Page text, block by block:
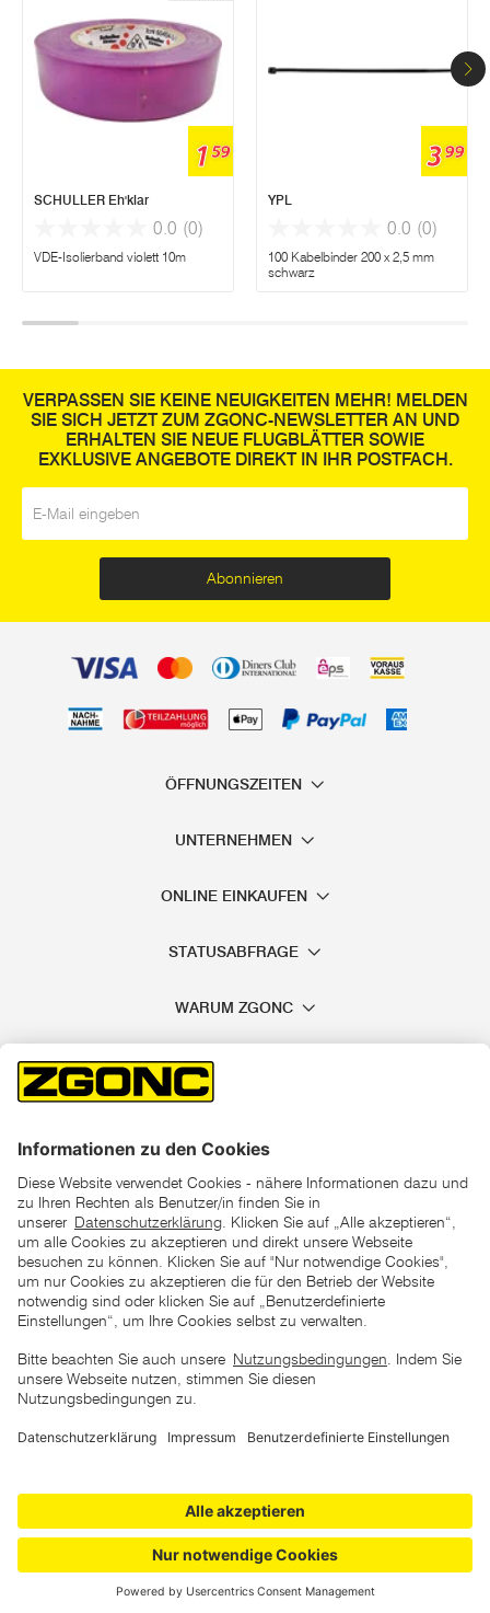
159
SCHULLER Eh'klar
0.0 (0)
VDE-Isolierband violett 10m
399
YPL
0.0 (0)
100 Kabelbinder 200 x 2,5 mm
schwarz
VERPASSEN SIE KEINE NEUIGKEITEN MEHR! MELDEN
SIE SICH JETZT ZUM ZGONC-NEWSLETTER AN UND
ERHALTEN SIE NEUE FLUGBLÄTTER SOWIE
EXKLUSIVE ANGEBOTE DIREKT IN IHR POSTFACH.
Abonnieren
ÖFFNUNGSZEITEN
UNTERNEHMEN
ONLINE EINKAUFEN
STATUSABFRAGE
WARUM ZGONC
*der "statt"-Preis ist der niedrigste von uns in den letzten 30
Tagen vor Beginn dieser Aktion verlangte Preis
unter den UVP Preisen auf dieser Website sind die
zu verstehen
Copyright © 2026 ZGONC. Alle Rechte vorbehalten.